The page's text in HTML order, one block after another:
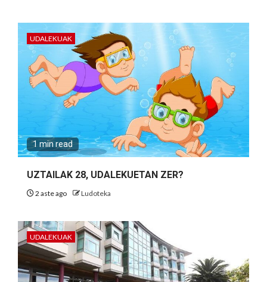
UDALEKUAK
1 min read
UZTAILAK 28, UDALEKUETAN ZER?
2 aste ago Ludoteka
UDALEKUAK